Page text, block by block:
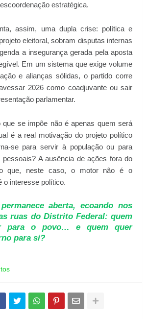
estratégica.
assim, uma dupla crise: política e
eleitoral, sobram disputas internas
a insegurança gerada pela aposta
Em um sistema que exige volume
e alianças sólidas, o partido corre
2026 como coadjuvante ou sair
parlamentar.
que se impõe não é apenas quem será
é a real motivação do projeto político
se para servir à população ou para
pessoais? A ausência de ações fora do
que, neste caso, o motor não é o
o interesse político.
aberta, ecoando nos
ruas do Distrito Federal: quem
para o povo… e quem quer
para si?